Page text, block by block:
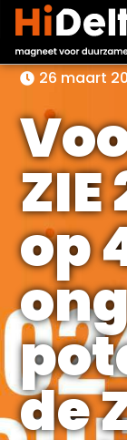
26 maart
ZIE
op
de